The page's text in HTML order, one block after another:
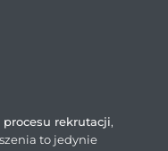
procesu rekrutacji,
to jedynie